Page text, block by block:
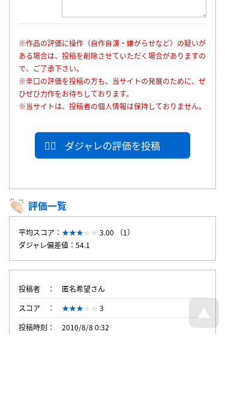
※作品の評価に操作（自作自演・嫌がらせなど）の疑いが
ある場合は、投稿を削除させていただく場合がありますの
で、ご了承下さい。
※辛口の評価を投稿の方も、当サイトの発展のために、ぜ
ひぜひ力作をお待ちしております。
※当サイトは、投稿者の個人情報は保持しておりません。
ダジャレの評価を投稿
評価一覧
平均スコア：
3.00 （1）
ダジャレ偏差値：54.1
投稿者
匿名希望さん
スコア
3
投稿時刻
2010/8/8 0:32